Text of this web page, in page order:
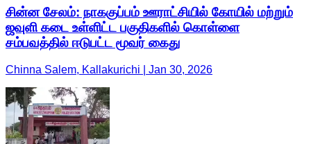
சின்ன சேலம்: நாககுப்பம் ஊராட்சியில் கோயில் மற்றும்
ஜவுளி கடை உள்ளிட்ட பகுதிகளில் கொள்ளை
சம்பவத்தில் ஈடுபட்ட மூவர் கைது
Chinna Salem, Kallakurichi | Jan 30, 2026